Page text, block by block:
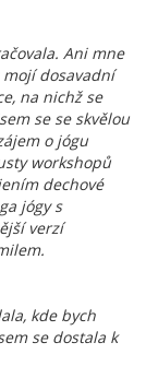
Ani mne
dosavadní
na nichž se
se se skvělou
o jógu
workshopů
dechové
jógy s
verzí
kde bych
se dostala k